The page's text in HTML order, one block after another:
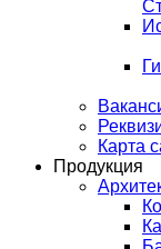
Карта
Продукция